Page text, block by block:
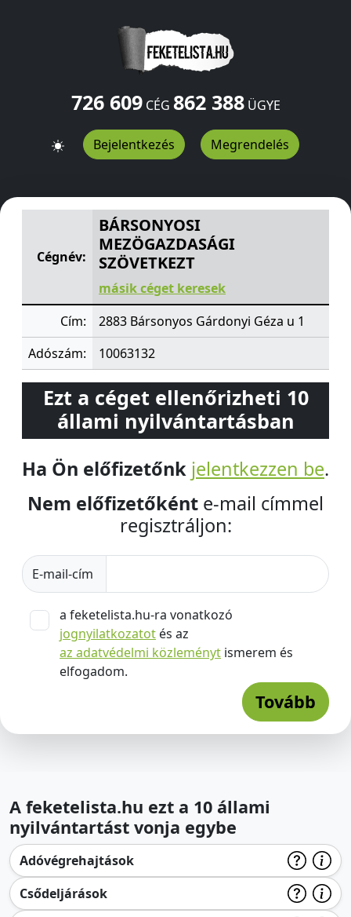
726 609CÉG 862 388ÜGYE
Bejelentkezés Megrendelés
BÁRSONYOSI MEZÖGAZDASÁGI SZÖVETKEZT Gárdonyi
Cégnév:
BÁRSONYOSI
MEZÖGAZDASÁGI
SZÖVETKEZT
másik céget keresek
Cím:
2883 Bársonyos Gárdonyi Géza u 1
Adószám:
10063132
Ezt a céget ellenőrizheti 10
állami nyilvántartásban
Ha Ön előfizetőnk jelentkezzen be.
Nem előfizetőként e-mail címmel
regisztráljon:
E-mail-cím
a feketelista.hu-ra vonatkozó
jognyilatkozatot és az
az adatvédelmi közleményt ismerem és
elfogadom.
Tovább
A feketelista.hu ezt a 10 állami
nyilvántartást vonja egybe
Adóvégrehajtások
Csődeljárások